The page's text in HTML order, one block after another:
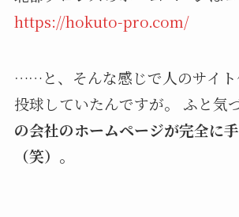
https://hokuto-pro.com/
……と、そんな感じで人のサイト
投球していたんですが。 ふと気
の会社のホームページが完全に
（笑）。